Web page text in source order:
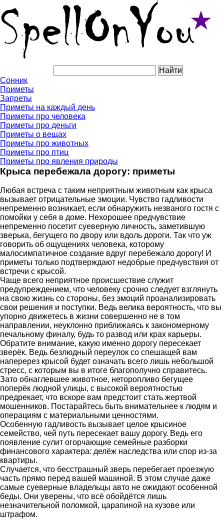
Сонник
Приметы
Запреты
Приметы на каждый день
Приметы про человека
Приметы про деньги
Приметы о вещах
Приметы про животных
Приметы про птиц
Приметы про явления природы
Крыса перебежала дорогу: приметы
Любая встреча с таким неприятным животным как крыса
вызывает отрицательные эмоции. Чувство гадливости
непременно возникает, если обнаружить незваного гостя с
помойки у себя в доме. Нехорошее предчувствие
непременно посетит суеверную личность, заметившую
зверька, бегущего по двору или вдоль дороги. Так что уж
говорить об ощущениях человека, которому
малосимпатичное создание вдруг перебежало дорогу! И
приметы только подтверждают недобрые предчувствия от
встречи с крысой.
Чаще всего неприятное происшествие служит
предупреждением, что человеку срочно следует взглянуть
на свою жизнь со стороны, без эмоций проанализировать
свои решения и поступки. Ведь велика вероятность, что вы
упорно движетесь в жизни совершенно не в том
направлении, неуклонно приближаясь к закономерному
печальному финалу, будь то развод или крах карьеры.
Обратите внимание, какую именно дорогу пересекает
зверёк. Ведь безлюдный переулок со спешащей вам
наперерез крысой будет означать всего лишь небольшой
стресс, с которым вы в итоге благополучно справитесь.
Зато обнаглевшее животное, неторопливо бегущее
поперёк людной улицы, с высокой вероятностью
предрекает, что вскоре вам предстоит стать жертвой
мошенников. Постарайтесь быть внимательнее к людям и
операциям с материальными ценностями.
Особенную гадливость вызывает целое крысиное
семейство, чей путь пересекает вашу дорогу. Ведь его
появление сулит огорчающие семейные разборки
финансового характера: делёж наследства или спор из-за
квартиры.
Случается, что бесстрашный зверь перебегает проезжую
часть прямо перед вашей машиной. В этом случае даже
самые суеверные владельцы авто не ожидают особенной
беды. Они уверены, что всё обойдётся лишь
незначительной поломкой, царапиной на кузове или
штрафом.